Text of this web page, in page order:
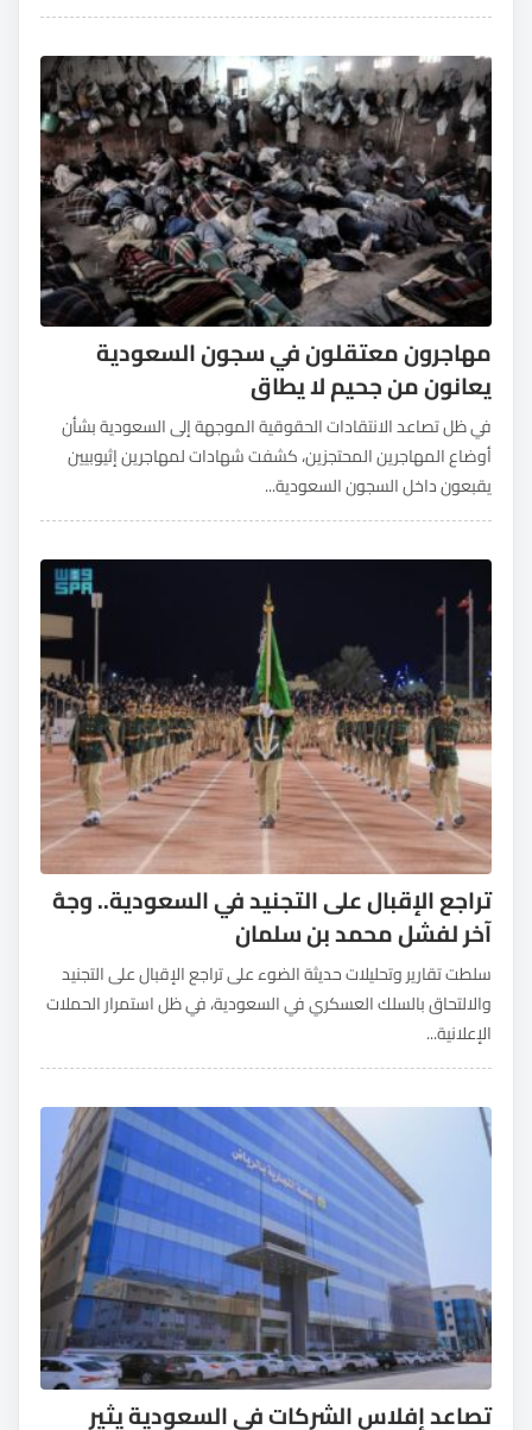
مهاجرون معتقلون في سجون السعودية
يعانون من جحيم لا يطاق
في ظل تصاعد الانتقادات الحقوقية الموجهة إلى السعودية بشأن
أوضاع المهاجرين المحتجزين، كشفت شهادات لمهاجرين إثيوبيين
يقبعون داخل السجون السعودية...
تراجع الإقبال على التجنيد في السعودية.. وجهٌ
آخر لفشل محمد بن سلمان
سلطت تقارير وتحليلات حديثة الضوء على تراجع الإقبال على التجنيد
والالتحاق بالسلك العسكري في السعودية، في ظل استمرار الحملات
الإعلانية...
تصاعد إفلاس الشركات في السعودية يثير